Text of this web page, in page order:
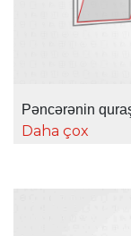
Pəncərənin
Daha çox